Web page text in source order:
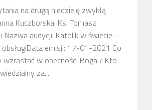
na drugą niedzielę zwykłą
Kuczborska, Ks. Tomasz
Nazwa audycji: Katolik w świecie –
obsługiData emisji: 17-01-2021 Co
wzrastać w obecności Boga ? Kto
za...